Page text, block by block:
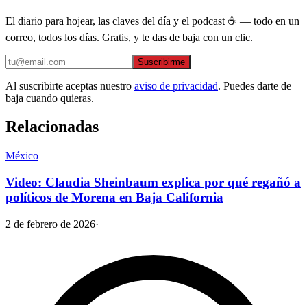
El diario para hojear, las claves del día y el podcast ☕ — todo en un
correo, todos los días. Gratis, y te das de baja con un clic.
Suscribirme
Al suscribirte aceptas nuestro aviso de privacidad. Puedes darte de
baja cuando quieras.
Relacionadas
México
Video: Claudia Sheinbaum explica por qué regañó a
políticos de Morena en Baja California
2 de febrero de 2026·